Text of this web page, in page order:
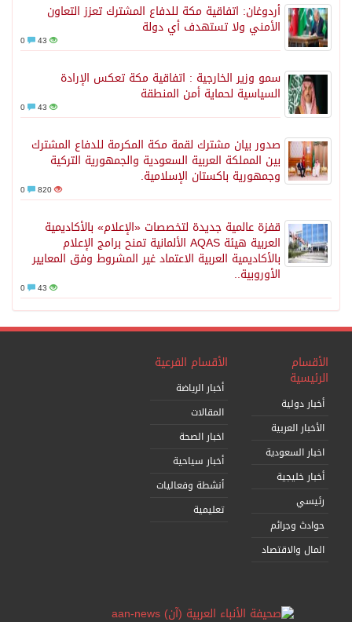
أردوغان: اتفاقية مكة للدفاع المشترك تعزز التعاون
الأمني ولا تستهدف أي دولة
43
سمو وزير الخارجية : اتفاقية مكة تعكس الإرادة
السياسية لحماية أمن المنطقة
43
صدور بيان مشترك لقمة مكة المكرمة للدفاع المشترك
بين المملكة العربية السعودية والجمهورية التركية
وجمهورية باكستان الإسلامية.
820
قفزة عالمية جديدة لتخصصات «الإعلام» بالأكاديمية
العربية هيئة AQAS الألمانية تمنح برامج الإعلام
بالأكاديمية العربية الاعتماد غير المشروط وفق المعايير
الأوروبية..
43
الأقسام
الرئيسية
أخبار دولية
الأخبار العربية
اخبار السعودية
أخبار خليجية
رئيسي
حوادث وجرائم
المال والاقتصاد
الأقسام الفرعية
أخبار الرياضة
المقالات
اخبار الصحة
أخبار سياحية
أنشطة وفعاليات
تعليمية